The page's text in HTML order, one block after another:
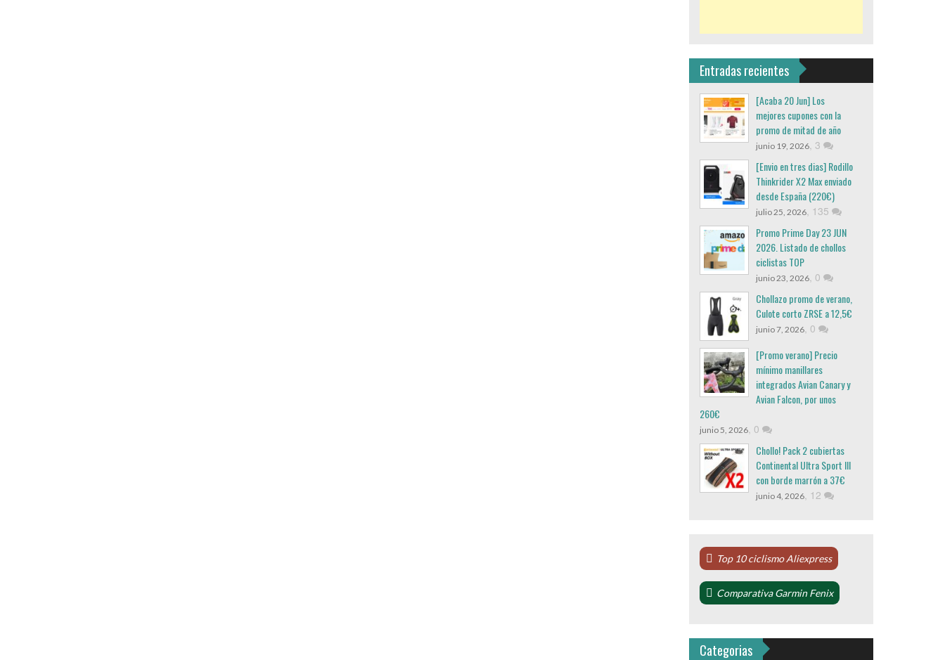
Entradas recientes
[Acaba 20 Jun] Los
mejores cupones con la
promo de mitad de año
junio 19, 2026, 3
[Envio en tres dias] Rodillo
Thinkrider X2 Max enviado
desde España (220€)
julio 25, 2026, 135
Promo Prime Day 23 JUN
2026. Listado de chollos
ciclistas TOP
junio 23, 2026, 0
Chollazo promo de verano,
Culote corto ZRSE a 12,5€
junio 7, 2026, 0
[Promo verano] Precio
mínimo manillares
integrados Avian Canary y
Avian Falcon, por unos
260€
junio 5, 2026, 0
Chollo! Pack 2 cubiertas
Continental Ultra Sport III
con borde marrón a 37€
junio 4, 2026, 12
Top 10 ciclismo Aliexpress
Comparativa Garmin Fenix
Categorias